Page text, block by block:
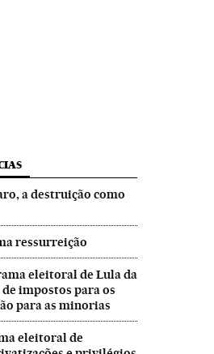
a destruição como
ressurreição
eleitoral de Lula da
impostos para os
para as minorias
eleitoral de